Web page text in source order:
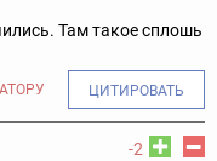
Там такое сплошь
ЦИТИРОВАТЬ
-2